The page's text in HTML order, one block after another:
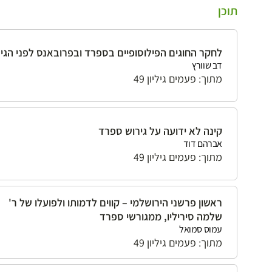
תוכן
לחקר החוגים הפילוסופיים בספרד ובפרובאנס לפני
דב שוורץ
מתוך: פעמים גיליון 49
קינה לא ידועה על גירוש ספרד
אברהם דוד
מתוך: פעמים גיליון 49
ראשון פרשני הירושלמי – קווים לדמותו ולפועלו של ר'
שלמה סיריליו, ממגורשי ספרד
עמוס סמואל
מתוך: פעמים גיליון 49